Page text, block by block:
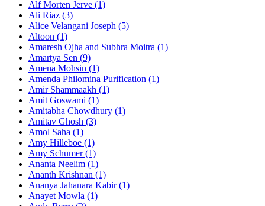
Alf Morten Jerve (1)
Ali Riaz (3)
Alice Velangani Joseph (5)
Altoon (1)
Amaresh Ojha and Subhra Moitra (1)
Amartya Sen (9)
Amena Mohsin (1)
Amenda Philomina Purification (1)
Amir Shammaakh (1)
Amit Goswami (1)
Amitabha Chowdhury (1)
Amitav Ghosh (3)
Amol Saha (1)
Amy Hilleboe (1)
Amy Schumer (1)
Ananta Neelim (1)
Ananth Krishnan (1)
Ananya Jahanara Kabir (1)
Anayet Mowla (1)